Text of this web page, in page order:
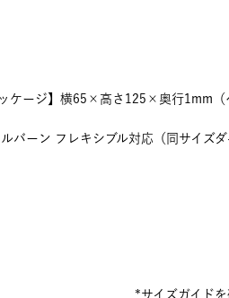
ケージ】横65×高さ125×奥行1mm（
ーン フレキシブル対応（同サイズダ
*サイズガイドを